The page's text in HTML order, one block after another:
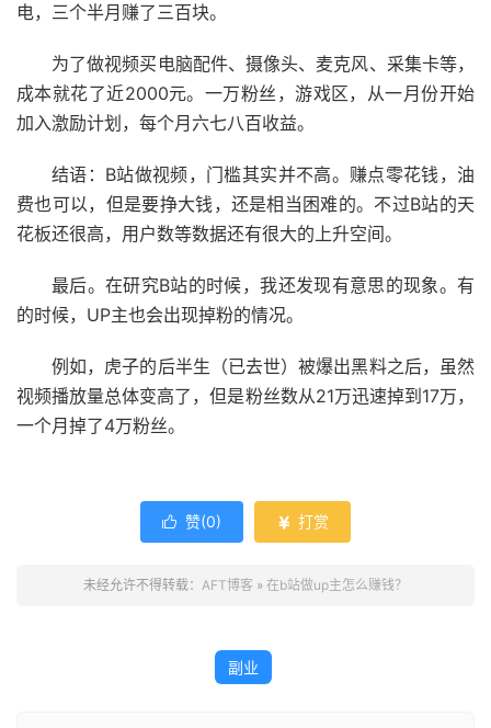
电，三个半月赚了三百块。
为了做视频买电脑配件、摄像头、麦克风、采集卡等，
成本就花了近2000元。一万粉丝，游戏区，从一月份开始
加入激励计划，每个月六七八百收益。
结语：B站做视频，门槛其实并不高。赚点零花钱，油
费也可以，但是要挣大钱，还是相当困难的。不过B站的天
花板还很高，用户数等数据还有很大的上升空间。
最后。在研究B站的时候，我还发现有意思的现象。有
的时候，UP主也会出现掉粉的情况。
例如，虎子的后半生（已去世）被爆出黑料之后，虽然
视频播放量总体变高了，但是粉丝数从21万迅速掉到17万，
一个月掉了4万粉丝。
 赞(0)  打赏
未经允许不得转载： AFT博客 » 在b站做up主怎么赚钱？
副业